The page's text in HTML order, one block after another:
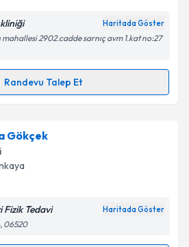
işlenmesine ilişkin
Aydınlatma
ve kişisel verilerimin belirtilen
kabul ediyorum.
Talebini Gönder
Haritada Göster
2902.cadde sarnıç avm 1.kat no:27
Randevu Talep Et
Talebi
için randevu takvimi talebi
uzmandan randevu almanız için bir
e-posta ile bilgilendireceğiz.
Gökçek
Fizik Tedavi Haritada Göster
06520